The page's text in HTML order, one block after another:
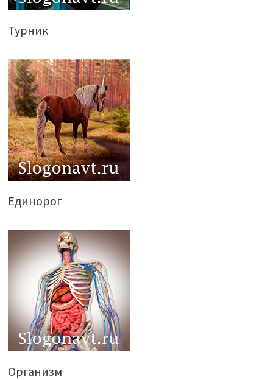
Турник
Единорог
Организм